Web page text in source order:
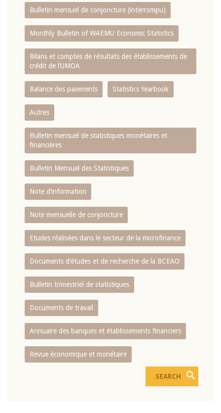
Bulletin mensuel de conjoncture (interrompu)
Monthly Bulletin of WAEMU Economic Statistics
Bilans et comptes de résultats des établissements de
crédit de l‘UMOA
Balance des paiements Statistics Yearbook
Autres
Bulletin mensuel de statistiques monétaires et
financières
Bulletin Mensuel des Statistiques
Note d’information
Note mensuelle de conjoncture
Etudes réalisées dans le secteur de la microfinance
Documents d’études et de recherche de la BCEAO
Bulletin trimestriel de statistiques
Documents de travail
Annuaire des banques et établissements financiers
Revue économique et monétaire